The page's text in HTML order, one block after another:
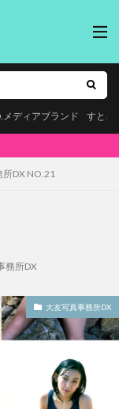
メディアブランド すとろ
所DX NO.21
務所DX
大友写真事務所DX